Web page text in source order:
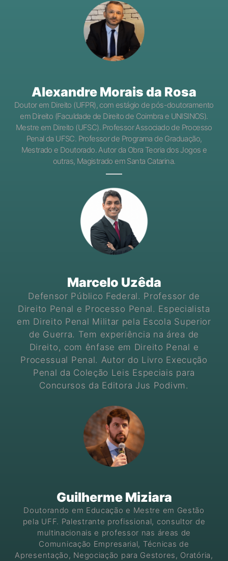
Alexandre Morais da Rosa
Doutor em Direito (UFPR), com estágio de pós-doutoramento
em Direito (Faculdade de Direito de Coimbra e UNISINOS).
Mestre em Direito (UFSC). Professor Associado de Processo
Penal da UFSC. Professor de Programa de Graduação,
Mestrado e Doutorado. Autor da Obra Teoria dos Jogos e
outras, Magistrado em Santa Catarina.
Marcelo Uzêda
Defensor Público Federal. Professor de
Direito Penal e Processo Penal. Especialista
em Direito Penal Militar pela Escola Superior
de Guerra. Tem experiência na área de
Direito, com ênfase em Direito Penal e
Processual Penal. Autor do Livro Execução
Penal da Coleção Leis Especiais para
Concursos da Editora Jus Podivm.
Guilherme Miziara
Doutorando em Educação e Mestre em Gestão
pela UFF. Palestrante profissional, consultor de
multinacionais e professor nas áreas de
Comunicação Empresarial, Técnicas de
Apresentação, Negociação para Gestores, Oratória,